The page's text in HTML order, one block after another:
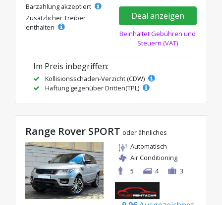
Barzahlung akzeptiert
Zusätzlicher Treiber
enthalten
Deal anzeigen
Beinhaltet Gebühren und
Steuern (VAT)
Im Preis inbegriffen:
Kollisionsschaden-Verzicht (CDW)
Haftung gegenüber Dritten(TPL)
Range Rover SPORT oder ähnliches
Automatisch
Air Conditioning
5
4 3